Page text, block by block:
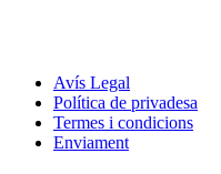
Avís Legal
Política de privadesa
Termes i condicions
Enviament